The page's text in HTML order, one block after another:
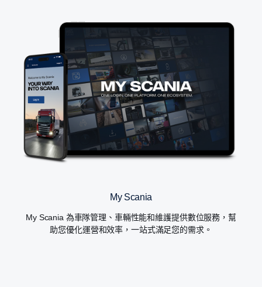
My Scania
My Scania 為車隊管理、車輛性能和維護提供數位服務，幫
助您優化運營和效率，一站式滿足您的需求。